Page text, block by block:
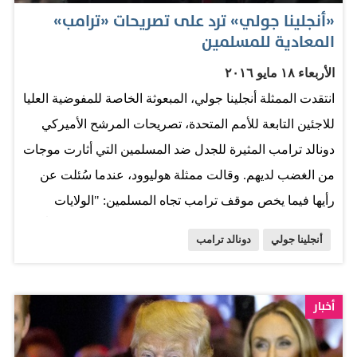
«أنجلينا جولي» ترد على تصريحات «ترامب»
المعادية للمسلمين
الأربعاء ١٨ مايو ٢٠١٦
انتقدت الممثلة أنجلينا جولي، المبعوثة الخاصة للمفوضية العليا
للاجئين التابعة للأمم المتحدة، تصريحات المرشح الأميركي
دونالد ترامب المثيرة للجدل ضد المسلمين التي أثارت موجات
من الغضب لديهم. وقالت ممثلة هوليوود، عندما سُئلت عن
رأيها فيما يخص موقف ترامب تجاه المسلمين: "الولايات
وكانت جولي دعت الأسرة الدولية إلى تخطي مخاوفها وتكثيف
الجهود في مواجهة أزمة المهاجرين، وقالت: "وإلا فستعرض
أنجلينا جولي دونالد ترامب
أخبار